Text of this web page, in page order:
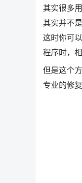
其实很多
其实并不
这时你可
程序时，
但是这个
专业的修